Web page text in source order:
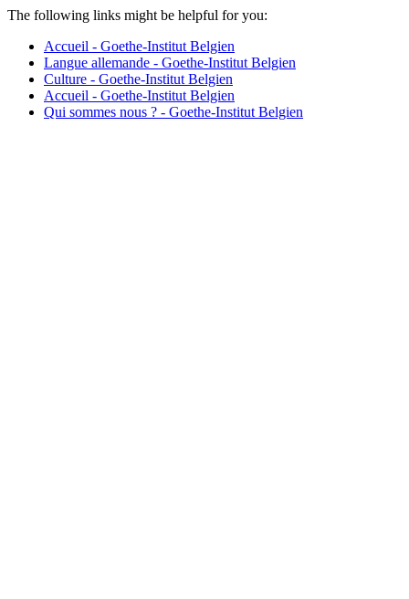
The following links might be helpful for you:
Accueil - Goethe-Institut Belgien
Langue allemande - Goethe-Institut Belgien
Culture - Goethe-Institut Belgien
Accueil - Goethe-Institut Belgien
Qui sommes nous ? - Goethe-Institut Belgien